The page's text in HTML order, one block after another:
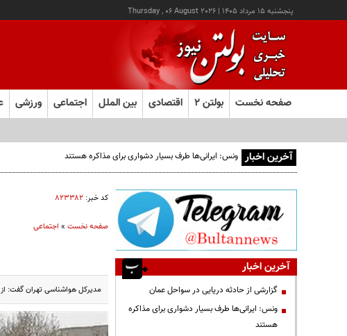
پنجشنبه ۱۵ مرداد ۱۴۰۵ |
Thursday , 06 August 2026
صفحه نخست بولتن ۲ اقتصادی بین الملل اجتماعی ورزشی
آخرین اخبار ونس: ایرانی‌ها طرف بسیار دشواری برای مذاکره هستند
کد خبر: ۸۲۳۳۸۲
صفحه نخست» اجتماعی
مدیرکل هواشناسی تهران گفت:
آخرین اخبار
گزارشی از حادثه دریایی در سواحل عمان
ونس: ایرانی‌ها طرف بسیار دشواری برای مذاکره
هستند